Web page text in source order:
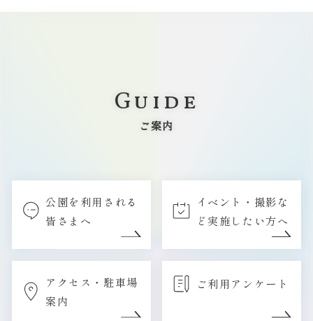
Guide
ご案内
公園を利用される
皆さまへ
イベント・撮影な
ど実施したい方へ
アクセス・駐車場
案内
ご利用アンケート